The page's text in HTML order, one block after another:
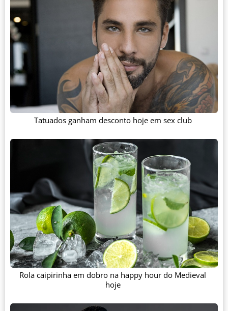
Tatuados ganham desconto hoje em sex club
Rola caipirinha em dobro na happy hour do Medieval
hoje